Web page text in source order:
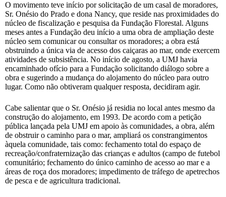
O movimento teve início por solicitação de um casal de moradores,
Sr. Onésio do Prado e dona Nancy, que reside nas proximidades do
núcleo de fiscalização e pesquisa da Fundação Florestal. Alguns
meses antes a Fundação deu início a uma obra de ampliação deste
núcleo sem comunicar ou consultar os moradores; a obra está
obstruindo a única via de acesso dos caiçaras ao mar, onde exercem
atividades de subsistência. No início de agosto, a UMJ havia
encaminhado ofício para a Fundação solicitando diálogo sobre a
obra e sugerindo a mudança do alojamento do núcleo para outro
lugar. Como não obtiveram qualquer resposta, decidiram agir.
Cabe salientar que o Sr. Onésio já residia no local antes mesmo da
construção do alojamento, em 1993. De acordo com a petição
pública lançada pela UMJ em apoio às comunidades, a obra, além
de obstruir o caminho para o mar, ampliará os constrangimentos
àquela comunidade, tais como: fechamento total do espaço de
recreação/confraternização das crianças e adultos (campo de futebol
comunitário; fechamento do único caminho de acesso ao mar e a
áreas de roça dos moradores; impedimento de tráfego de apetrechos
de pesca e de agricultura tradicional.